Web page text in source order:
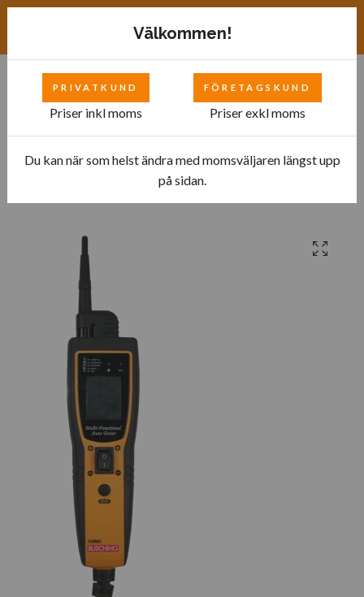
Fordonselektronik
Multifunktionstestare "SuperScan“, 12/24V DC
Välkommen!
PRIVATKUND
Priser inkl moms
FÖRETAGSKUND
Priser exkl moms
Du kan när som helst ändra med momsväljaren längst upp
på sidan.